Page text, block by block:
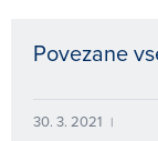
Povezane
30. 3. 2021 |